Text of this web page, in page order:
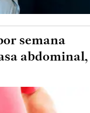
semana
abdominal,